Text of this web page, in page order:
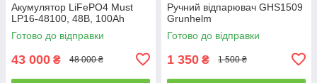
Акумулятор LiFePO4 Must
LP16-48100, 48В, 100Аh
Готово до відправки
43 000 ₴ 48 000 ₴
Ручний відпарювач GHS1509
Grunhelm
Готово до відправки
1 350 ₴ 1 500 ₴